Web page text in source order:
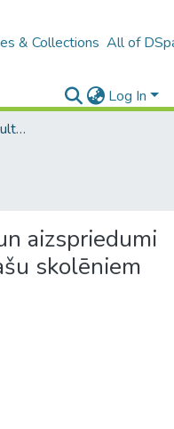
& Collections All of
Log In
B4 – LU fakultātes / Faculties of the UL
aizspriedumi
skolēniem